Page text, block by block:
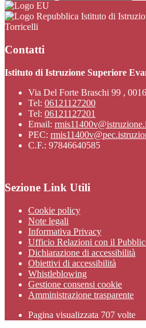
Istituto di
Torricelli
Contatti
Istituto di Istruzione Superiore
Via Del Forte Braschi 99 ,
Tel: 06121127200
Tel: 06121127201
Email:
PEC:
C.F.: 97846640585
Sezione Link Utili
Cookie policy
Note legali
Informativa Privacy
Ufficio Relazioni con il
Dichiarazione di accessibilità
Obiettivi di accessibilità
Whistleblowing
Gestione consensi cookie
Amministrazione trasparente
Pagina visualizzata 707 volte